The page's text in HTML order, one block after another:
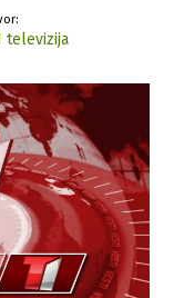
televizija